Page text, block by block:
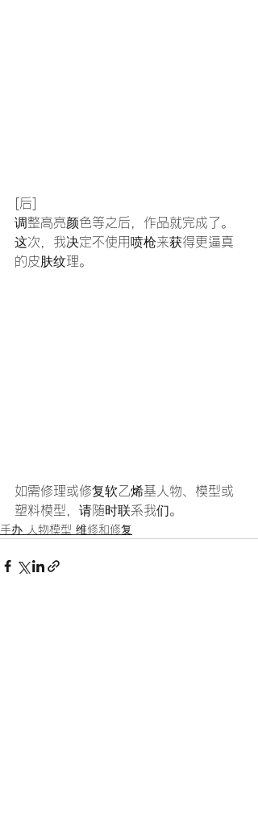
[后]
调整高亮颜色等之后，作品就完成了。
这次，我决定不使用喷枪来获得更逼真
的皮肤纹理。
如需修理或修复软乙烯基人物、模型或
塑料模型，请随时联系我们。
手办 人物模型 维修和修复